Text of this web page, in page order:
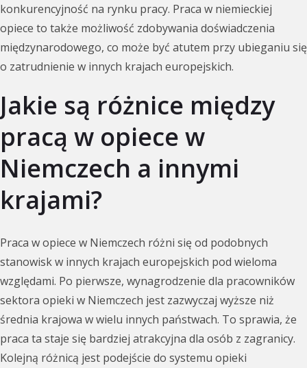
konkurencyjność na rynku pracy. Praca w niemieckiej
opiece to także możliwość zdobywania doświadczenia
międzynarodowego, co może być atutem przy ubieganiu się
o zatrudnienie w innych krajach europejskich.
Jakie są różnice między
pracą w opiece w
Niemczech a innymi
krajami?
Praca w opiece w Niemczech różni się od podobnych
stanowisk w innych krajach europejskich pod wieloma
względami. Po pierwsze, wynagrodzenie dla pracowników
sektora opieki w Niemczech jest zazwyczaj wyższe niż
średnia krajowa w wielu innych państwach. To sprawia, że
praca ta staje się bardziej atrakcyjna dla osób z zagranicy.
Kolejną różnicą jest podejście do systemu opieki